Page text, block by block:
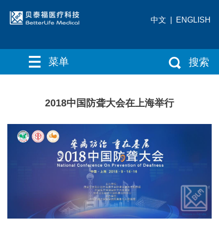
中文 ENGLISH
菜单 搜索
2018中国防聋大会在上海举行